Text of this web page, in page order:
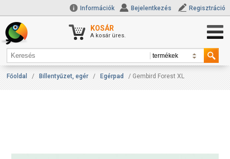
Információk Bejelentkezés Regisztráció
KOSÁR
A kosár üres.
Főoldal / Billentyűzet, egér / Egérpad / Gembird Forest XL